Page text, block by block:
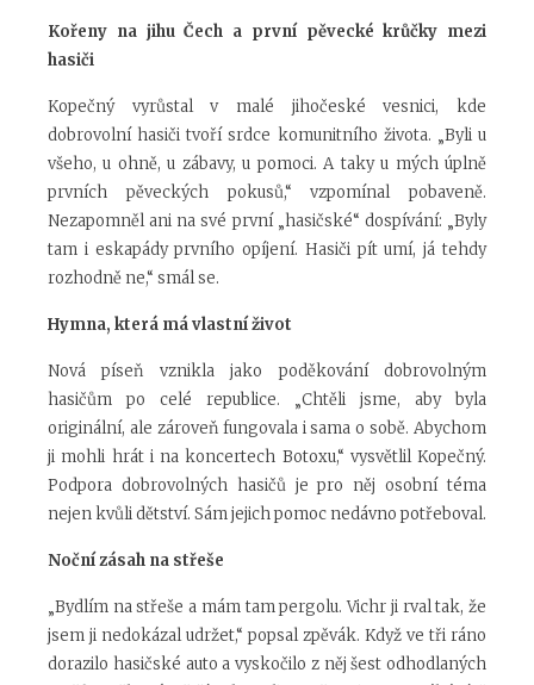
Kořeny na jihu Čech a první pěvecké krůčky mezi
hasiči
Kopečný vyrůstal v malé jihočeské vesnici, kde
dobrovolní hasiči tvoří srdce komunitního života. „Byli u
všeho, u ohně, u zábavy, u pomoci. A taky u mých úplně
prvních pěveckých pokusů,“ vzpomínal pobaveně.
Nezapomněl ani na své první „hasičské“ dospívání: „Byly
tam i eskapády prvního opíjení. Hasiči pít umí, já tehdy
rozhodně ne,“ smál se.
Hymna, která má vlastní život
Nová píseň vznikla jako poděkování dobrovolným
hasičům po celé republice. „Chtěli jsme, aby byla
originální, ale zároveň fungovala i sama o sobě. Abychom
ji mohli hrát i na koncertech Botoxu,“ vysvětlil Kopečný.
Podpora dobrovolných hasičů je pro něj osobní téma
nejen kvůli dětství. Sám jejich pomoc nedávno potřeboval.
Noční zásah na střeše
„Bydlím na střeše a mám tam pergolu. Vichr ji rval tak, že
jsem ji nedokázal udržet,“ popsal zpěvák. Když ve tři ráno
dorazilo hasičské auto a vyskočilo z něj šest odhodlaných